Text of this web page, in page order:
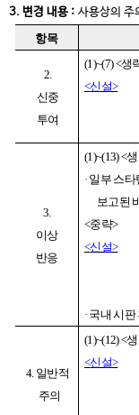
3. 변경 내용 : 사용상의 주
항목
2.
신중
투여
(1)~(7) <생
<신설>
3.
이상
반응
(1)~(13) <
· 일부 스타
보고된
<중략>
<신설>
· 국내 시판
4. 일반적
주의
(1)~(12) <
<신설>